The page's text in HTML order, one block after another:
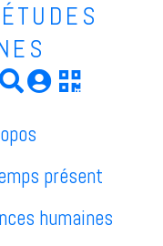
présent
humaines